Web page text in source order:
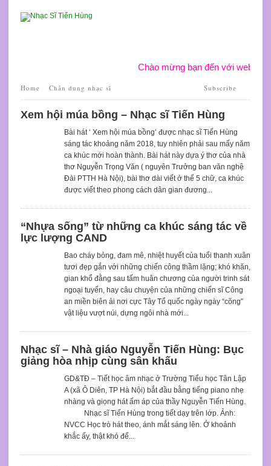
Chào mừng bạn đến với website
Home Chân dung nhạc sĩ Subscribe
Xem hội múa bồng – Nhạc sĩ Tiến Hùng
Bài hát ‘ Xem hội múa bồng’ được nhạc sĩ Tiến Hùng
sáng tác khoảng năm 2018, tuy nhiên phải sau mấy năm
ca khúc mới hoàn thành. Bài hát này dựa ý thơ của nhà
thơ Nguyễn Trọng Văn ( nguyên Trưởng ban văn nghệ
Đài PTTH Hà Nội), bài thơ dài viết ở thể 5 chữ, ca khúc
được viết theo phong cách dân gian đương...
“Nhựa sống” từ những ca khúc sáng tác về
lực lượng CAND
Bao cháy bỏng, đam mê, nhiệt huyết của tuổi thanh xuân
tươi đẹp gắn với những chiến công thầm lặng; khó khăn,
gian khổ đằng sau tấm huân chương của người trinh sát
ngoại tuyến, hay câu chuyện của những chiến sĩ Công
an miền biên ải nơi cực Tây Tổ quốc ngày ngày “cõng”
vật liệu vượt núi, dựng ngôi nhà mới...
Nhạc sĩ – Nhà giáo Nguyễn Tiến Hùng: Bục
giảng hòa nhịp cùng sân khấu
GD&TĐ – Tiết học âm nhạc ở Trường Tiểu học Tân Lập
A (xã Ô Diên, TP Hà Nội) bắt đầu bằng tiếng piano nhẹ
nhàng và giọng hát ấm áp của thầy Nguyễn Tiến Hùng.
Nhạc sĩ Tiến Hùng trong tiết dạy trên lớp. Ảnh:
NVCC Học trò hát theo, ánh mắt sáng lên. Ở khoảnh
khắc ấy, thật khó để...